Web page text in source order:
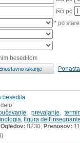
išči po
* po
besedilom
besedila
delo
,prevajanje ,
figura
Ogledov: 8230; Prenosov: